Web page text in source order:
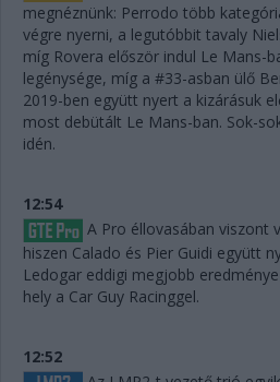
megnéznünk: Perrodo több
végre nyerni, a legutóbbit tavaly
míg Rovera először indul Le Mans-
legénysége, míg a #33-asban ülő
2019-ben együtt nyert a kizárásuk
most debütált Le Mans-ban. Sok-
idén.
12:54
A Pro éllovasában viszont
hiszen Calado és Pier Guidi együtt
Ledogar eddigi megjobb
hely a Car Guy Racinggel.
12:52